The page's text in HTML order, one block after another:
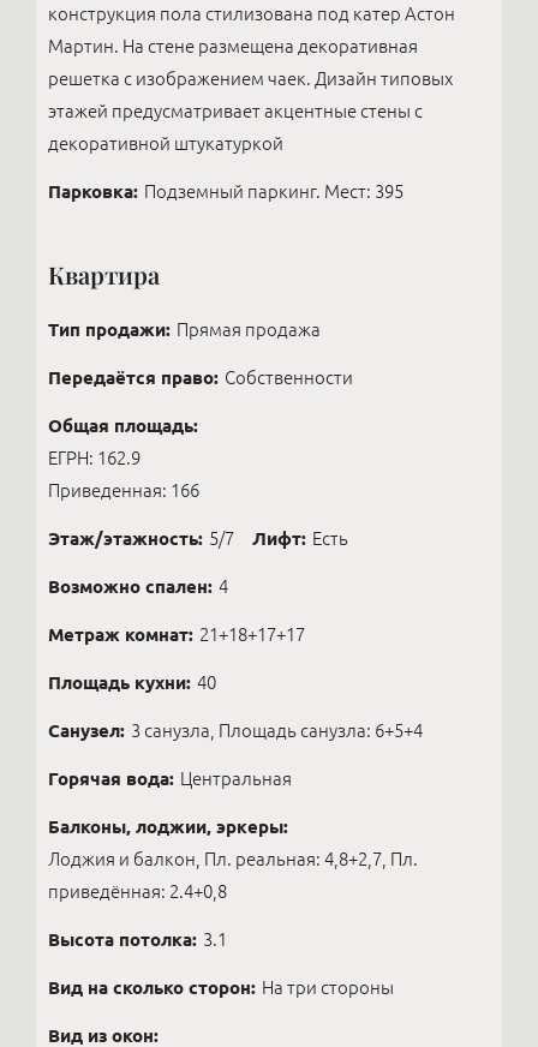
конструкция пола стилизована под катер Астон
Мартин. На стене размещена декоративная
решетка с изображением чаек. Дизайн типовых
этажей предусматривает акцентные стены с
декоративной штукатуркой
Парковка: Подземный паркинг. Мест: 395
Квартира
Тип продажи: Прямая продажа
Передаётся право: Собственности
Общая площадь:
ЕГРН: 162.9
Приведенная: 166
Этаж/этажность: 5/7 Лифт: Есть
Возможно спален: 4
Метраж комнат: 21+18+17+17
Площадь кухни: 40
Санузел: 3 санузла, Площадь санузла: 6+5+4
Горячая вода: Центральная
Балконы, лоджии, эркеры:
Лоджия и балкон, Пл. реальная: 4,8+2,7, Пл.
приведённая: 2.4+0,8
Высота потолка: 3.1
Вид на сколько сторон: На три стороны
Вид из окон: